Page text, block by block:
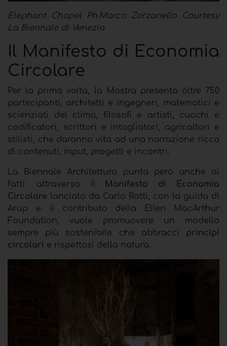
Elephant Chapel Ph.Marco Zorzanello Courtesy
La Biennale di Venezia
Il Manifesto di Economia
Circolare
Per la prima volta, la Mostra presenta oltre
750
partecipanti, architetti e ingegneri, matematici e
scienziati del clima, filosofi e artisti, cuochi e
codificatori, scrittori e intagliatori, agricoltori e
stilisti, che daranno vita ad una narrazione ricca
di contenuti, input, progetti e incontri.
La Biennale Architettura punta però anche ai
fatti: attraverso il
Manifesto di Economia
Circolare lanciato da Carlo Ratti, con la guida di
Arup e il contributo della Ellen MacArthur
Foundation, vuole promuovere un modello
sempre più sostenibile che abbracci principi
circolari e rispettosi della natura.